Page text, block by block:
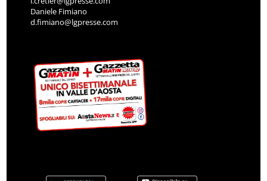
Daniele Fimiano
d.fimiano@lgpresse.com